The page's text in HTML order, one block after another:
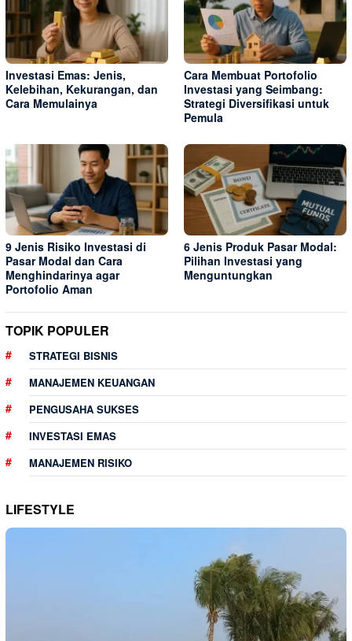
Investasi Emas: Jenis,
Kelebihan, Kekurangan, dan
Cara Memulainya
Cara Membuat Portofolio
Investasi yang Seimbang:
Strategi Diversifikasi untuk
Pemula
9 Jenis Risiko Investasi di
Pasar Modal dan Cara
Menghindarinya agar
Portofolio Aman
6 Jenis Produk Pasar Modal:
Pilihan Investasi yang
Menguntungkan
TOPIK POPULER
STRATEGI BISNIS
MANAJEMEN KEUANGAN
PENGUSAHA SUKSES
INVESTASI EMAS
MANAJEMEN RISIKO
LIFESTYLE